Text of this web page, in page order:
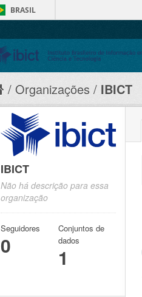
BRASIL
Organizações IBICT
IBICT
Não há descrição para essa
organização
Seguidores
0
Conjuntos de
dados
1